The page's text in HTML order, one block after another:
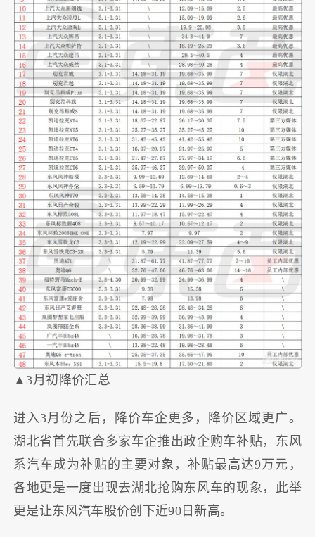
▲3月初降价汇总
进入3月份之后，降价车企更多，降价区域更广。
湖北省首先联合多家车企推出政企购车补贴，东风
系汽车成为补贴的主要对象，补贴最高达9万元，
各地更是一度出现去湖北抢购东风车的现象，此举
更是让东风汽车股价创下近90日新高。